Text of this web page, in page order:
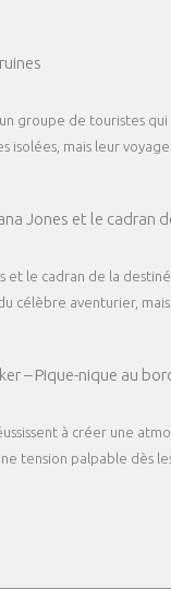
groupe de touristes qui
isolées, mais leur
Jones et le cadran
et le cadran de la
célèbre aventurier,
– Pique-nique au
à créer une
tension palpable dès